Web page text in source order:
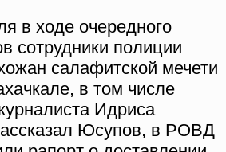
в ходе очередного
cотрудники полиции
салафитской мечети
в том числе
Идриса
Юсупов, в РОВД